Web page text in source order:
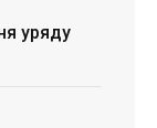
уряду